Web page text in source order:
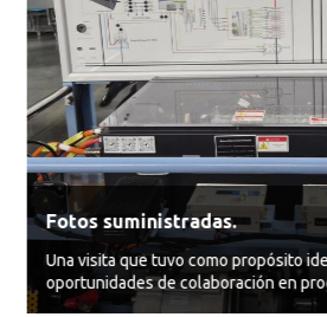
Fotos suministradas.
Una visita que tuvo como propósito
oportunidades de colaboración en
de formación, transferencia